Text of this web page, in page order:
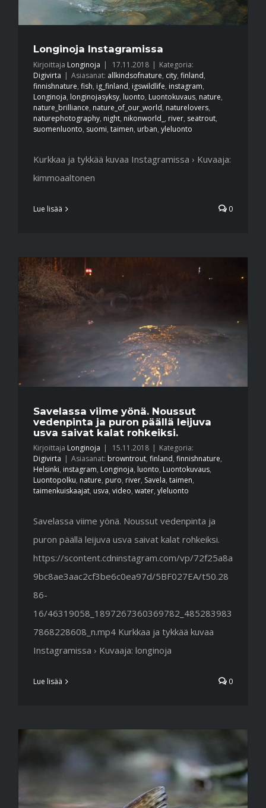
Longinoja Instagramissa
Kirjoittaja Longinoja | 17.11.2018 | Kategoria:
Digivirta | Asiasanat: allkindsofnature, city, finland,
finnishnature, fish, ig_finland, igswildlife, instagram,
Longinoja, longinojasyksy, luonto, Luontokuvaus, nature,
nature_brilliance, nature_of_our_world, naturelovers,
naturephotography, night, nikonworld_ , river, seatrout,
suomenluonto, suomi, taimen, urban, yleluonto
Kurkkaa ja tykkää kuvaa Instagramissa › Kuvaaja:
kimmoaaltonen
Lue lisää 0
Savelassa viime yönä. Noussut
vedenpinta ja puron päällä leijuva
usva saivat kalat rohkeiksi.
Kirjoittaja Longinoja | 15.11.2018 | Kategoria:
Digivirta | Asiasanat: browntrout, finland, finnishnature,
Helsinki, instagram, Longinoja, luonto, Luontokuvaus,
Luontopolku, nature, puro, river, Savela, taimen,
taimenkuiskaajat, usva, video, water, yleluonto
Savelassa viime yönä. Noussut vedenpinta ja
puron päällä leijuva usva saivat kalat rohkeiksi.
https://scontent.cdninstagram.com/vp/72f25a8a
9bc8ae3aac2cf3be6c0ea97d/5BF027EA/t50.28
86-
16/46319058_1897267360369782_485283983
7868228608_n.mp4 Kurkkaa ja tykkää kuvaa
Instagramissa › Kuvaaja: longinoja
Lue lisää 0